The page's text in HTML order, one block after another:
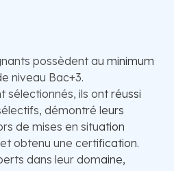
possèdent au minimum
niveau Bac+3.
sélectionnés, ils ont réussi
démontré leurs
de mises en situation
obtenu une certification.
dans leur domaine,